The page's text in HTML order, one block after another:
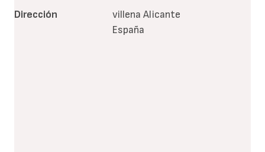
Dirección
villena Alicante
España